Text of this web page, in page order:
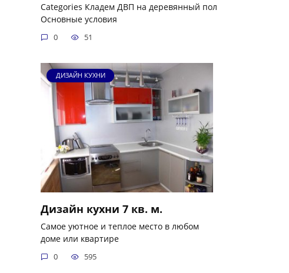
Categories Кладем ДВП на деревянный пол
Основные условия
0 51
ДИЗАЙН КУХНИ
Дизайн кухни 7 кв. м.
Самое уютное и теплое место в любом
доме или квартире
0 595